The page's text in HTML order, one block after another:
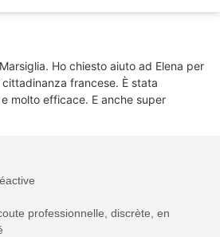
Ho chiesto aiuto ad Elena per
francese. È stata
molto efficace. E anche super
professionnelle, discrète, en